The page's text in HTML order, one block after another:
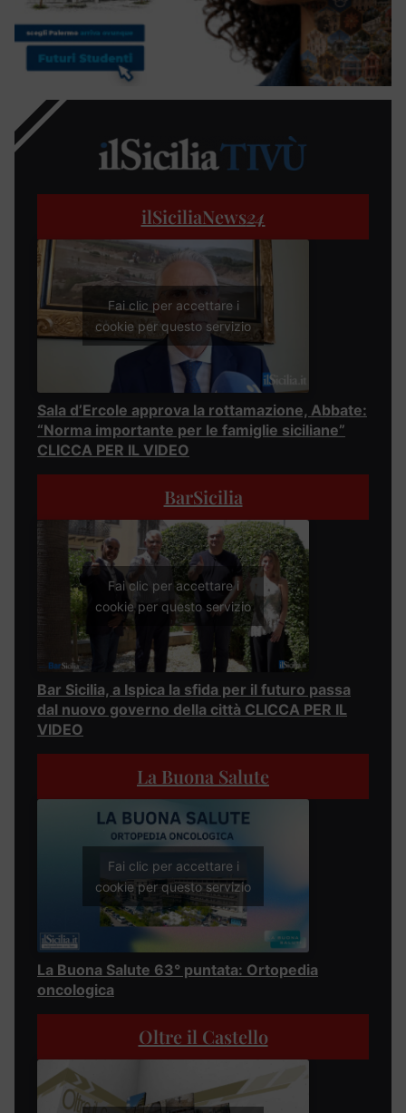
ilSiciliaNews24
Fai clic per accettare i
cookie per questo servizio
Sala d’Ercole approva la rottamazione, Abbate:
“Norma importante per le famiglie siciliane”
CLICCA PER IL VIDEO
BarSicilia
Fai clic per accettare i
cookie per questo servizio
Bar Sicilia, a Ispica la sfida per il futuro passa
dal nuovo governo della città CLICCA PER IL
VIDEO
La Buona Salute
Fai clic per accettare i
cookie per questo servizio
La Buona Salute 63° puntata: Ortopedia
oncologica
Oltre il Castello